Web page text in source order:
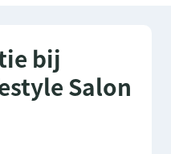
bij
Salon